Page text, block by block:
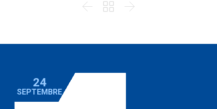
  
24
SEPTEMBRE